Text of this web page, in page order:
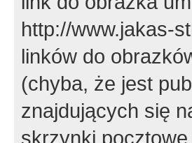
http://www.jakas-
linków do
(chyba, że jest
znajdujących się
skrzynki